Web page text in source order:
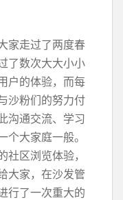
家走过了两度春
了数次大大小小
户的体验，而每
沙粉们的努力付
沟通交流、学习
个大家庭一般。
社区浏览体验，
大家，在沙发管
行了一次重大的